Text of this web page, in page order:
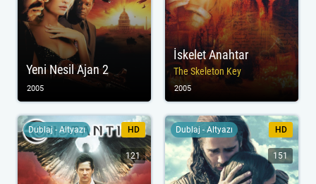
Yeni Nesil Ajan 2
2005
İskelet Anahtar
The Skeleton Key
2005
Dublaj - Altyazı HD
121
Dublaj - Altyazı HD
151